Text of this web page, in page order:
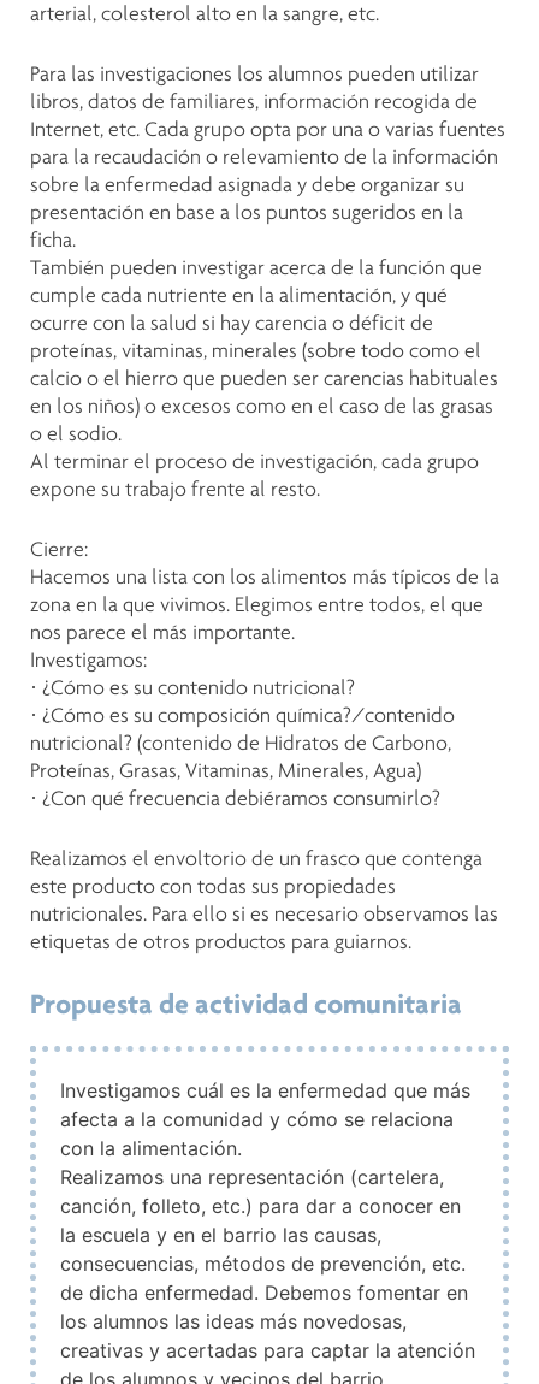
arterial, colesterol alto en la sangre, etc.
Para las investigaciones los alumnos pueden utilizar
libros, datos de familiares, información recogida de
Internet, etc. Cada grupo opta por una o varias fuentes
para la recaudación o relevamiento de la información
sobre la enfermedad asignada y debe organizar su
presentación en base a los puntos sugeridos en la
ficha.
También pueden investigar acerca de la función que
cumple cada nutriente en la alimentación, y qué
ocurre con la salud si hay carencia o déficit de
proteínas, vitaminas, minerales (sobre todo como el
calcio o el hierro que pueden ser carencias habituales
en los niños) o excesos como en el caso de las grasas
o el sodio.
Al terminar el proceso de investigación, cada grupo
expone su trabajo frente al resto.
Cierre:
Hacemos una lista con los alimentos más típicos de la
zona en la que vivimos. Elegimos entre todos, el que
nos parece el más importante.
Investigamos:
· ¿Cómo es su contenido nutricional?
· ¿Cómo es su composición química?/contenido
nutricional? (contenido de Hidratos de Carbono,
Proteínas, Grasas, Vitaminas, Minerales, Agua)
· ¿Con qué frecuencia debiéramos consumirlo?
Realizamos el envoltorio de un frasco que contenga
este producto con todas sus propiedades
nutricionales. Para ello si es necesario observamos las
etiquetas de otros productos para guiarnos.
Propuesta de actividad comunitaria
Investigamos cuál es la enfermedad que más
afecta a la comunidad y cómo se relaciona
con la alimentación.
Realizamos una representación (cartelera,
canción, folleto, etc.) para dar a conocer en
la escuela y en el barrio las causas,
consecuencias, métodos de prevención, etc.
de dicha enfermedad. Debemos fomentar en
los alumnos las ideas más novedosas,
creativas y acertadas para captar la atención
de los alumnos y vecinos del barrio.